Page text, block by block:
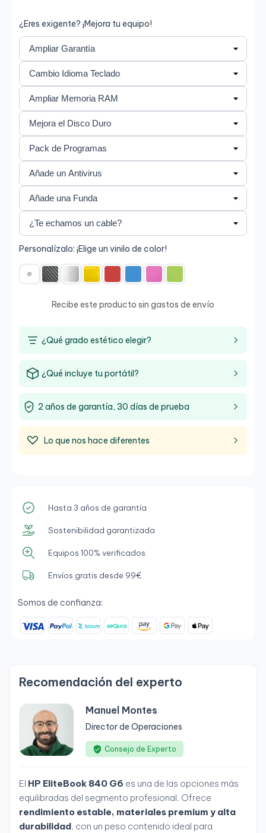
¿Eres exigente? ¡Mejora tu equipo!
Personalízalo: ¡Elige un vinilo de color!
Recibe este producto sin gastos de envío
¿Qué grado estético elegir?
¿Qué incluye tu portátil?
2 años de garantía, 30 días de prueba
Lo que nos hace diferentes
Hasta 3 años de garantía
Sostenibilidad garantizada
Equipos 100% verificados
Envíos gratis desde 99€
Somos de confianza:
Recomendación del experto
Manuel Montes
Director de Operaciones
Consejo de Experto
El HP EliteBook 840 G6 es una de las opciones más
equilibradas del segmento profesional. Ofrece
rendimiento estable, materiales premium y alta
durabilidad, con un peso contenido ideal para